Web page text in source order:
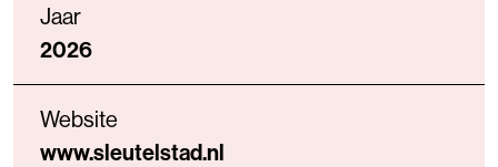
Jaar
2026
Website
www.sleutelstad.nl